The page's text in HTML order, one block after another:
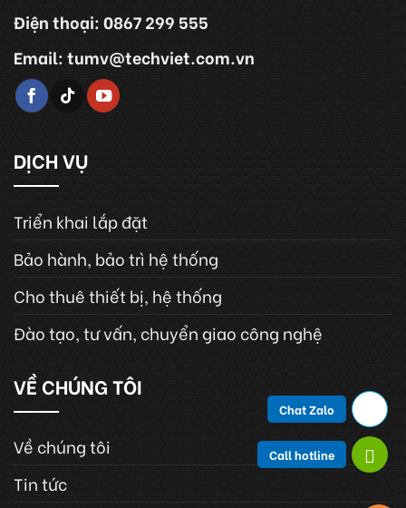
Điện thoại: 0867 299 555
Email: tumv@techviet.com.vn
DỊCH VỤ
Triển khai lắp đặt
Bảo hành, bảo trì hệ thống
Cho thuê thiết bị, hệ thống
Đào tạo, tư vấn, chuyển giao công nghệ
VỀ CHÚNG TÔI
Về chúng tôi
Tin tức
Chat Zalo
Call hotline